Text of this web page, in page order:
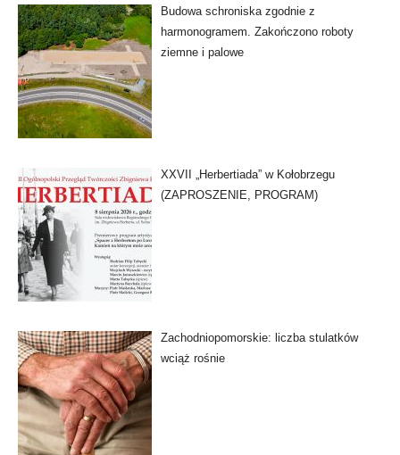
Budowa schroniska zgodnie z
harmonogramem. Zakończono roboty
ziemne i palowe
XXVII „Herbertiada” w Kołobrzegu
(ZAPROSZENIE, PROGRAM)
Zachodniopomorskie: liczba stulatków
wciąż rośnie